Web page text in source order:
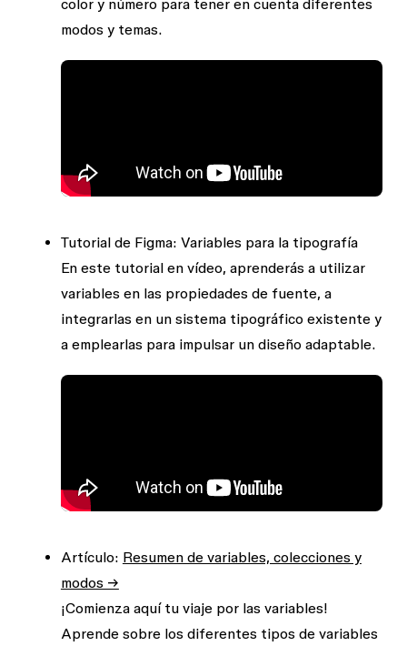
color y número para tener en cuenta diferentes
modos y temas.
Tutorial de Figma: Variables para la tipografía
En este tutorial en vídeo, aprenderás a utilizar
variables en las propiedades de fuente, a
integrarlas en un sistema tipográfico existente y
a emplearlas para impulsar un diseño adaptable.
Artículo: Resumen de variables, colecciones y
modos →
¡Comienza aquí tu viaje por las variables!
Aprende sobre los diferentes tipos de variables